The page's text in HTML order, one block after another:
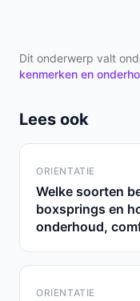
Dit onderwerp valt
kenmerken en
Lees ook
ORIENTATIE
Welke soorten
boxsprings en
onderhoud,
ORIENTATIE